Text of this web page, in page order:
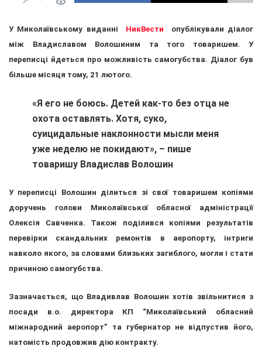
У Миколаївському виданні НикВести опублікували діалог
між Владиславом Волошиним та того товаришем. У
переписці йдеться про можливість самогубства. Діалог був
більше місяця тому, 21 лютого.
«Я его не боюсь. Детей как-то без отца не
охота оставлять. Хотя, суко,
суицидальные наклонности мысли меня
уже неделю не покидают», – пише
товаришу Владислав Волошин
У переписці Волошин ділиться зі свої товаришем копіями
доручень голови Миколаївської обласної адміністрації
Олексія Савченка. Також поділився копіями результатів
перевірки скандальних ремонтів в аеропорту, інтриги
навколо якого, за словами близьких загиблого, могли і стати
причиною самогубства.
Зазначається, що Владивлав Волошин хотів звільнитися з
посади в.о. директора КП “Миколаївський обласний
міжнародний аеропорт” та губернатор не відпустив його,
натомість продовжив дію контракту.